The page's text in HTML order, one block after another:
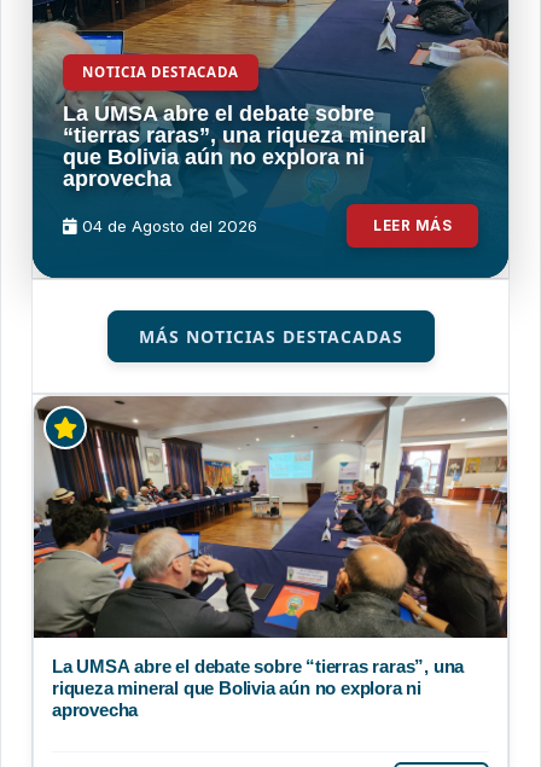
NOTICIA DESTACADA
La UMSA abre el debate sobre
“tierras raras”, una riqueza mineral
que Bolivia aún no explora ni
aprovecha
04 de Agosto del 2026 LEER MÁS
MÁS NOTICIAS DESTACADAS
La UMSA abre el debate sobre “tierras raras”, una
riqueza mineral que Bolivia aún no explora ni
aprovecha